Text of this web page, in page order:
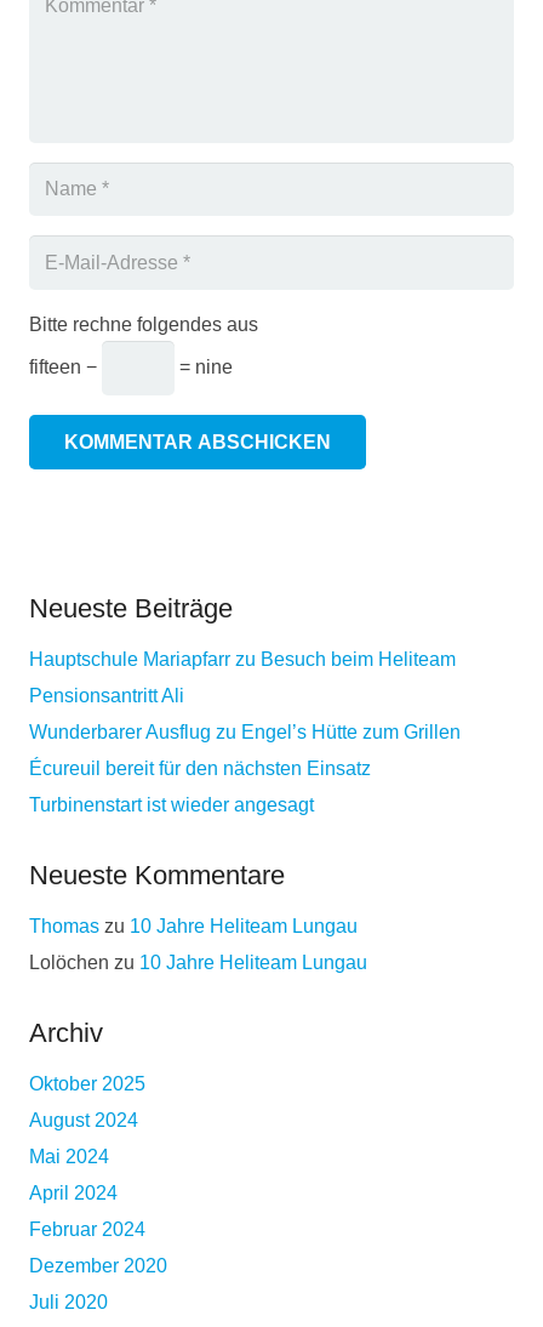
Bitte rechne folgendes aus
fifteen − = nine
KOMMENTAR ABSCHICKEN
Neueste Beiträge
Hauptschule Mariapfarr zu Besuch beim Heliteam
Pensionsantritt Ali
Wunderbarer Ausflug zu Engel’s Hütte zum Grillen
Écureuil bereit für den nächsten Einsatz
Turbinenstart ist wieder angesagt
Neueste Kommentare
Thomas zu 10 Jahre Heliteam Lungau
Lolöchen zu 10 Jahre Heliteam Lungau
Archiv
Oktober 2025
August 2024
Mai 2024
April 2024
Februar 2024
Dezember 2020
Juli 2020